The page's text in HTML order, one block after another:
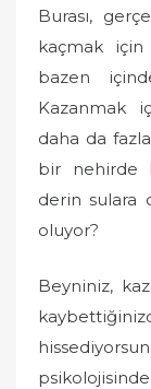
d
Burası,
kaçmak için
bazen
Kazanmak
daha da
bir nehirde
derin sulara
oluyor?
Beyniniz,